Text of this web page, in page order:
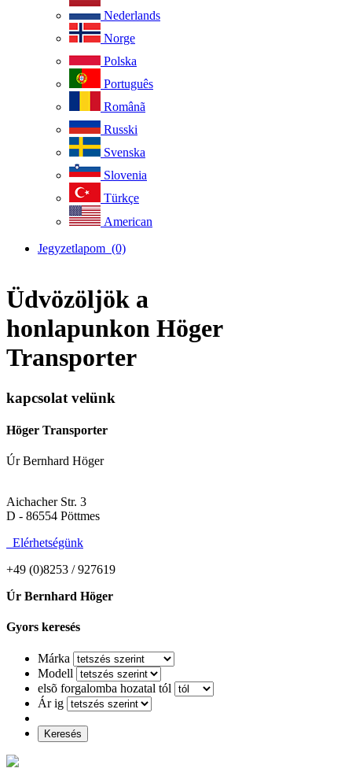
Nederlands
Norge
Polska
Português
Românã
Russki
Svenska
Slovenia
Türkçe
American
Jegyzetlapom (0)
Üdvözöljök a
honlapunkon Höger
Transporter
kapcsolat velünk
Höger Transporter
Úr Bernhard Höger
Aichacher Str. 3
D - 86554 Pöttmes
Elérhetségünk
+49 (0)8253 / 927619
Úr Bernhard Höger
Gyors keresés
Márka
Modell
elsõ forgalomba hozatal tól
Ár ig
Keresés